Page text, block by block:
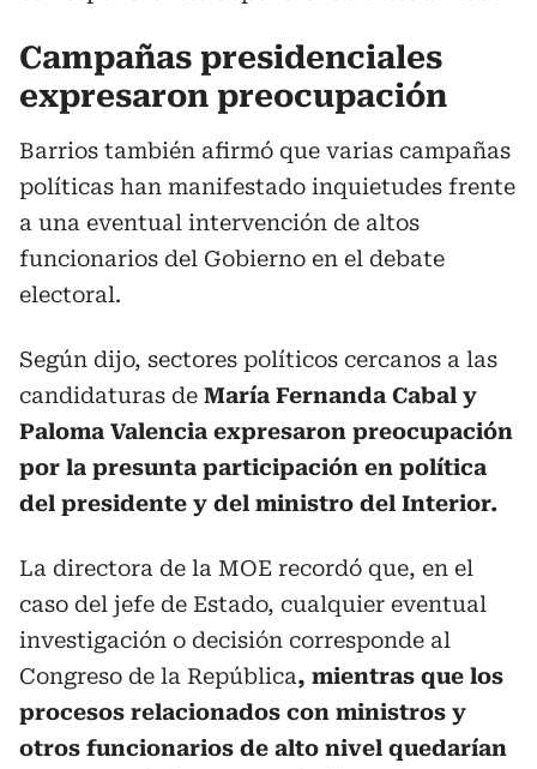
Campañas presidenciales
expresaron preocupación
Barrios también afirmó que varias campañas
políticas han manifestado inquietudes frente
a una eventual intervención de altos
funcionarios del Gobierno en el debate
electoral.
Según dijo, sectores políticos cercanos a las
candidaturas de María Fernanda Cabal y
Paloma Valencia expresaron preocupación
por la presunta participación en política
del presidente y del ministro del Interior.
La directora de la MOE recordó que, en el
caso del jefe de Estado, cualquier eventual
investigación o decisión corresponde al
Congreso de la República, mientras que los
procesos relacionados con ministros y
otros funcionarios de alto nivel quedarían